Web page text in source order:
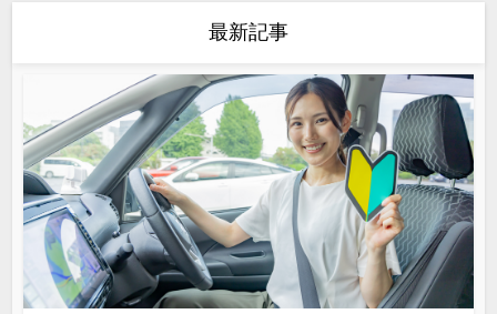
最新記事